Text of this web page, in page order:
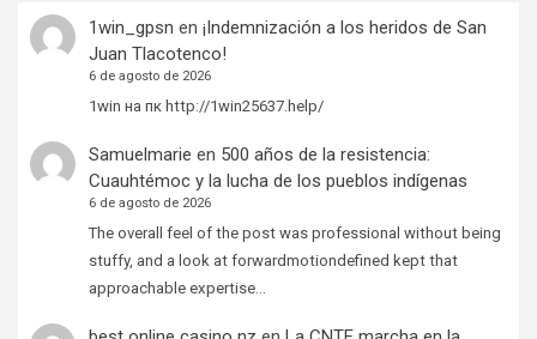
1win_gpsn en ¡Indemnización a los heridos de San
Juan Tlacotenco!
6 de agosto de 2026
1win на пк http://1win25637.help/
Samuelmarie en 500 años de la resistencia:
Cuauhtémoc y la lucha de los pueblos indígenas
6 de agosto de 2026
The overall feel of the post was professional without being
stuffy, and a look at forwardmotiondefined kept that
approachable expertise…